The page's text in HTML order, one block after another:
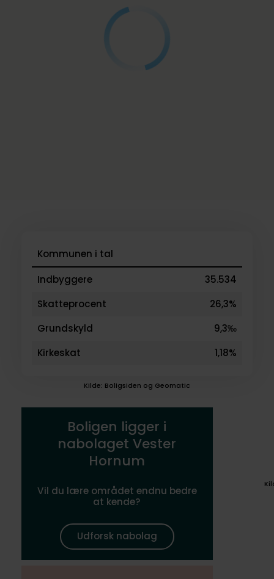
Kommunen i tal
Indbyggere
35.534
Skatteprocent
26,3%
Grundskyld
9,3‰
Kirkeskat
1,18%
Kilde: Boligsiden og Geomatic
Boligen ligger i
nabolaget Vester
Hornum
Vil du lære området endnu bedre
at kende?
Udforsk nabolag